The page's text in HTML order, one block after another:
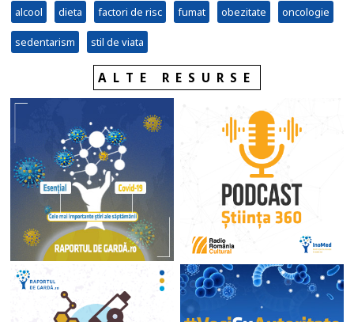
alcool dieta factori de risc fumat obezitate oncologie
sedentarism stil de viata
ALTE RESURSE